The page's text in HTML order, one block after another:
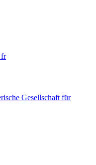
fr